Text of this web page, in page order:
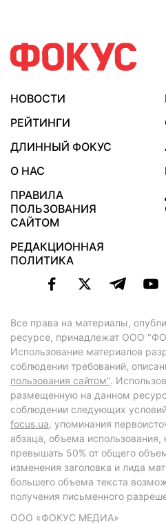
НОВОСТИ
РЕЙТИНГИ
ДЛИННЫЙ ФОКУС
О НАС
ПРАВИЛА
ПОЛЬЗОВАНИЯ
САЙТОМ
РЕДАКЦИОННАЯ
ПОЛИТИКА
Все права на материалы,
ресурсе, принадлежат ООО
Использование материалов
соблюдении требований,
пользования сайтом".
размещенную на данном
соблюдении следующих
focus.ua, упоминания
абзаца, объема
превышать 50% от общего
изменения заголовка и лида
большего объема текста
получения письменного
ООО «ФОКУС МЕДИА»